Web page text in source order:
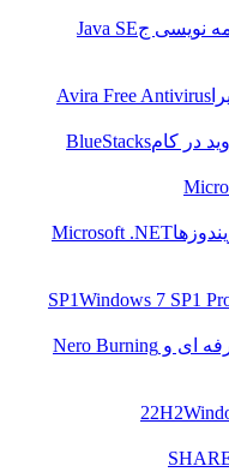
نویسی جJava SE
Avira Free Antivirus
در کامBlueStacks
Microsoft .NET
Windows 7 SP1
Nero Burning